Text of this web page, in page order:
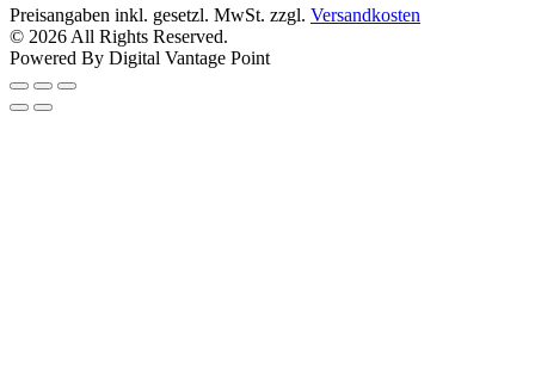
Preisangaben inkl. gesetzl. MwSt. zzgl. Versandkosten
© 2026 All Rights Reserved.
Powered By Digital Vantage Point